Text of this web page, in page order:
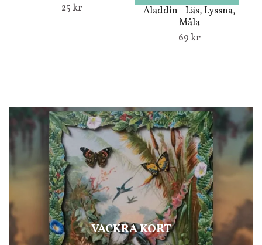
VACKRA KORT
25 kr
Aladdin - Läs, Lyssna,
Måla
69 kr